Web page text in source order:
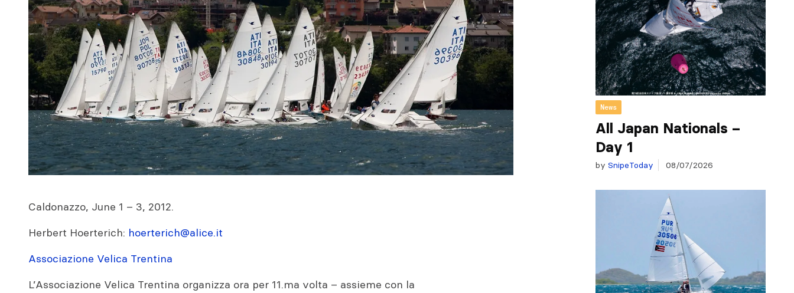
Caldonazzo, June 1 – 3, 2012.
Herbert Hoerterich: hoerterich@alice.it
Associazione Velica Trentina
L’Associazione Velica Trentina organizza ora per 11.ma volta – assieme con la
News
All Japan Nationals –
Day 1
by SnipeToday 08/07/2026